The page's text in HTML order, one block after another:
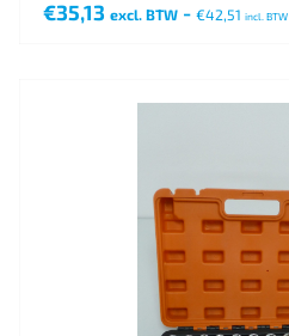
€35,13 excl. BTW - €42,51 incl. BTW